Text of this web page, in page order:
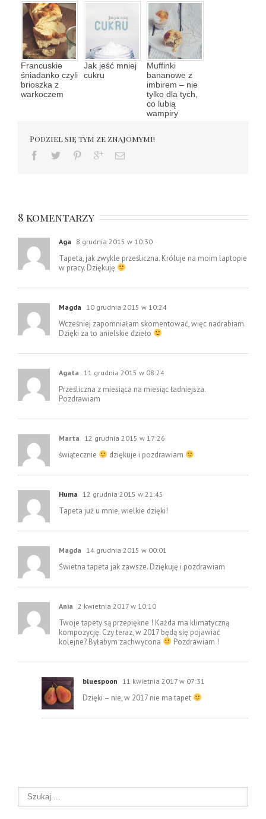
Francuskie
śniadanko czyli
brioszka z
warkoczem
Jak jeść mniej
cukru
Muffinki
bananowe z
imbirem – nie
tylko dla tych,
co lubią
wampiry
Podziel się tym ze znajomymi!
8 komentarzy
Aga 8 grudnia 2015 w 10:30
Tapeta, jak zwykle prześliczna. Króluje na moim laptopie
w pracy. Dziękuję
Magda 10 grudnia 2015 w 10:24
Wcześniej zapomniałam skomentować, więc nadrabiam.
Dzięki za to anielskie dzieło
Agata 11 grudnia 2015 w 08:24
Prześliczna z miesiąca na miesiąc ładniejsza.
Pozdrawiam
Marta 12 grudnia 2015 w 17:26
świątecznie dziękuje i pozdrawiam
Huma 12 grudnia 2015 w 21:45
Tapeta już u mnie, wielkie dzięki!
Magda 14 grudnia 2015 w 00:01
Świetna tapeta jak zawsze. Dziękuję i pozdrawiam
Ania 2 kwietnia 2017 w 10:10
Twoje tapety są przepiękne ! Każda ma klimatyczną
kompozycję. Czy teraz, w 2017 będą się pojawiać
kolejne? Byłabym zachwycona
Pozdrawiam !
bluespoon 11 kwietnia 2017 w 07:31
Dzięki – nie, w 2017 nie ma tapet